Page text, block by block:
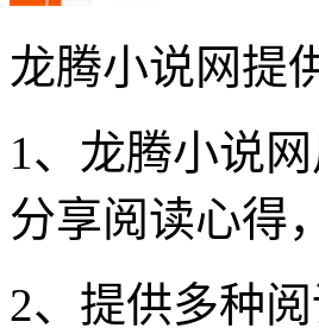
龙腾小说网提
1、龙腾小说
分享阅读心得
2、提供多种